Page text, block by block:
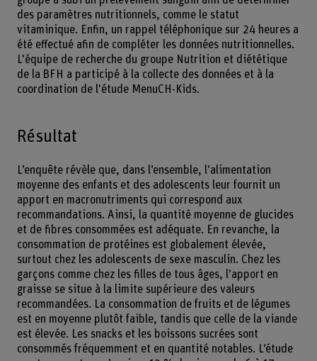
des paramètres nutritionnels, comme le statut
vitaminique. Enfin, un rappel téléphonique sur 24 heures a
été effectué afin de compléter les données nutritionnelles.
L'équipe de recherche du groupe Nutrition et diététique
de la BFH a participé à la collecte des données et à la
coordination de l'étude MenuCH-Kids.
Résultat
L’enquête révèle que, dans l’ensemble, l’alimentation
moyenne des enfants et des adolescents leur fournit un
apport en macronutriments qui correspond aux
recommandations. Ainsi, la quantité moyenne de glucides
et de fibres consommées est adéquate. En revanche, la
consommation de protéines est globalement élevée,
surtout chez les adolescents de sexe masculin. Chez les
garçons comme chez les filles de tous âges, l’apport en
graisse se situe à la limite supérieure des valeurs
recommandées. La consommation de fruits et de légumes
est en moyenne plutôt faible, tandis que celle de la viande
est élevée. Les snacks et les boissons sucrées sont
consommés fréquemment et en quantité notables. L’étude